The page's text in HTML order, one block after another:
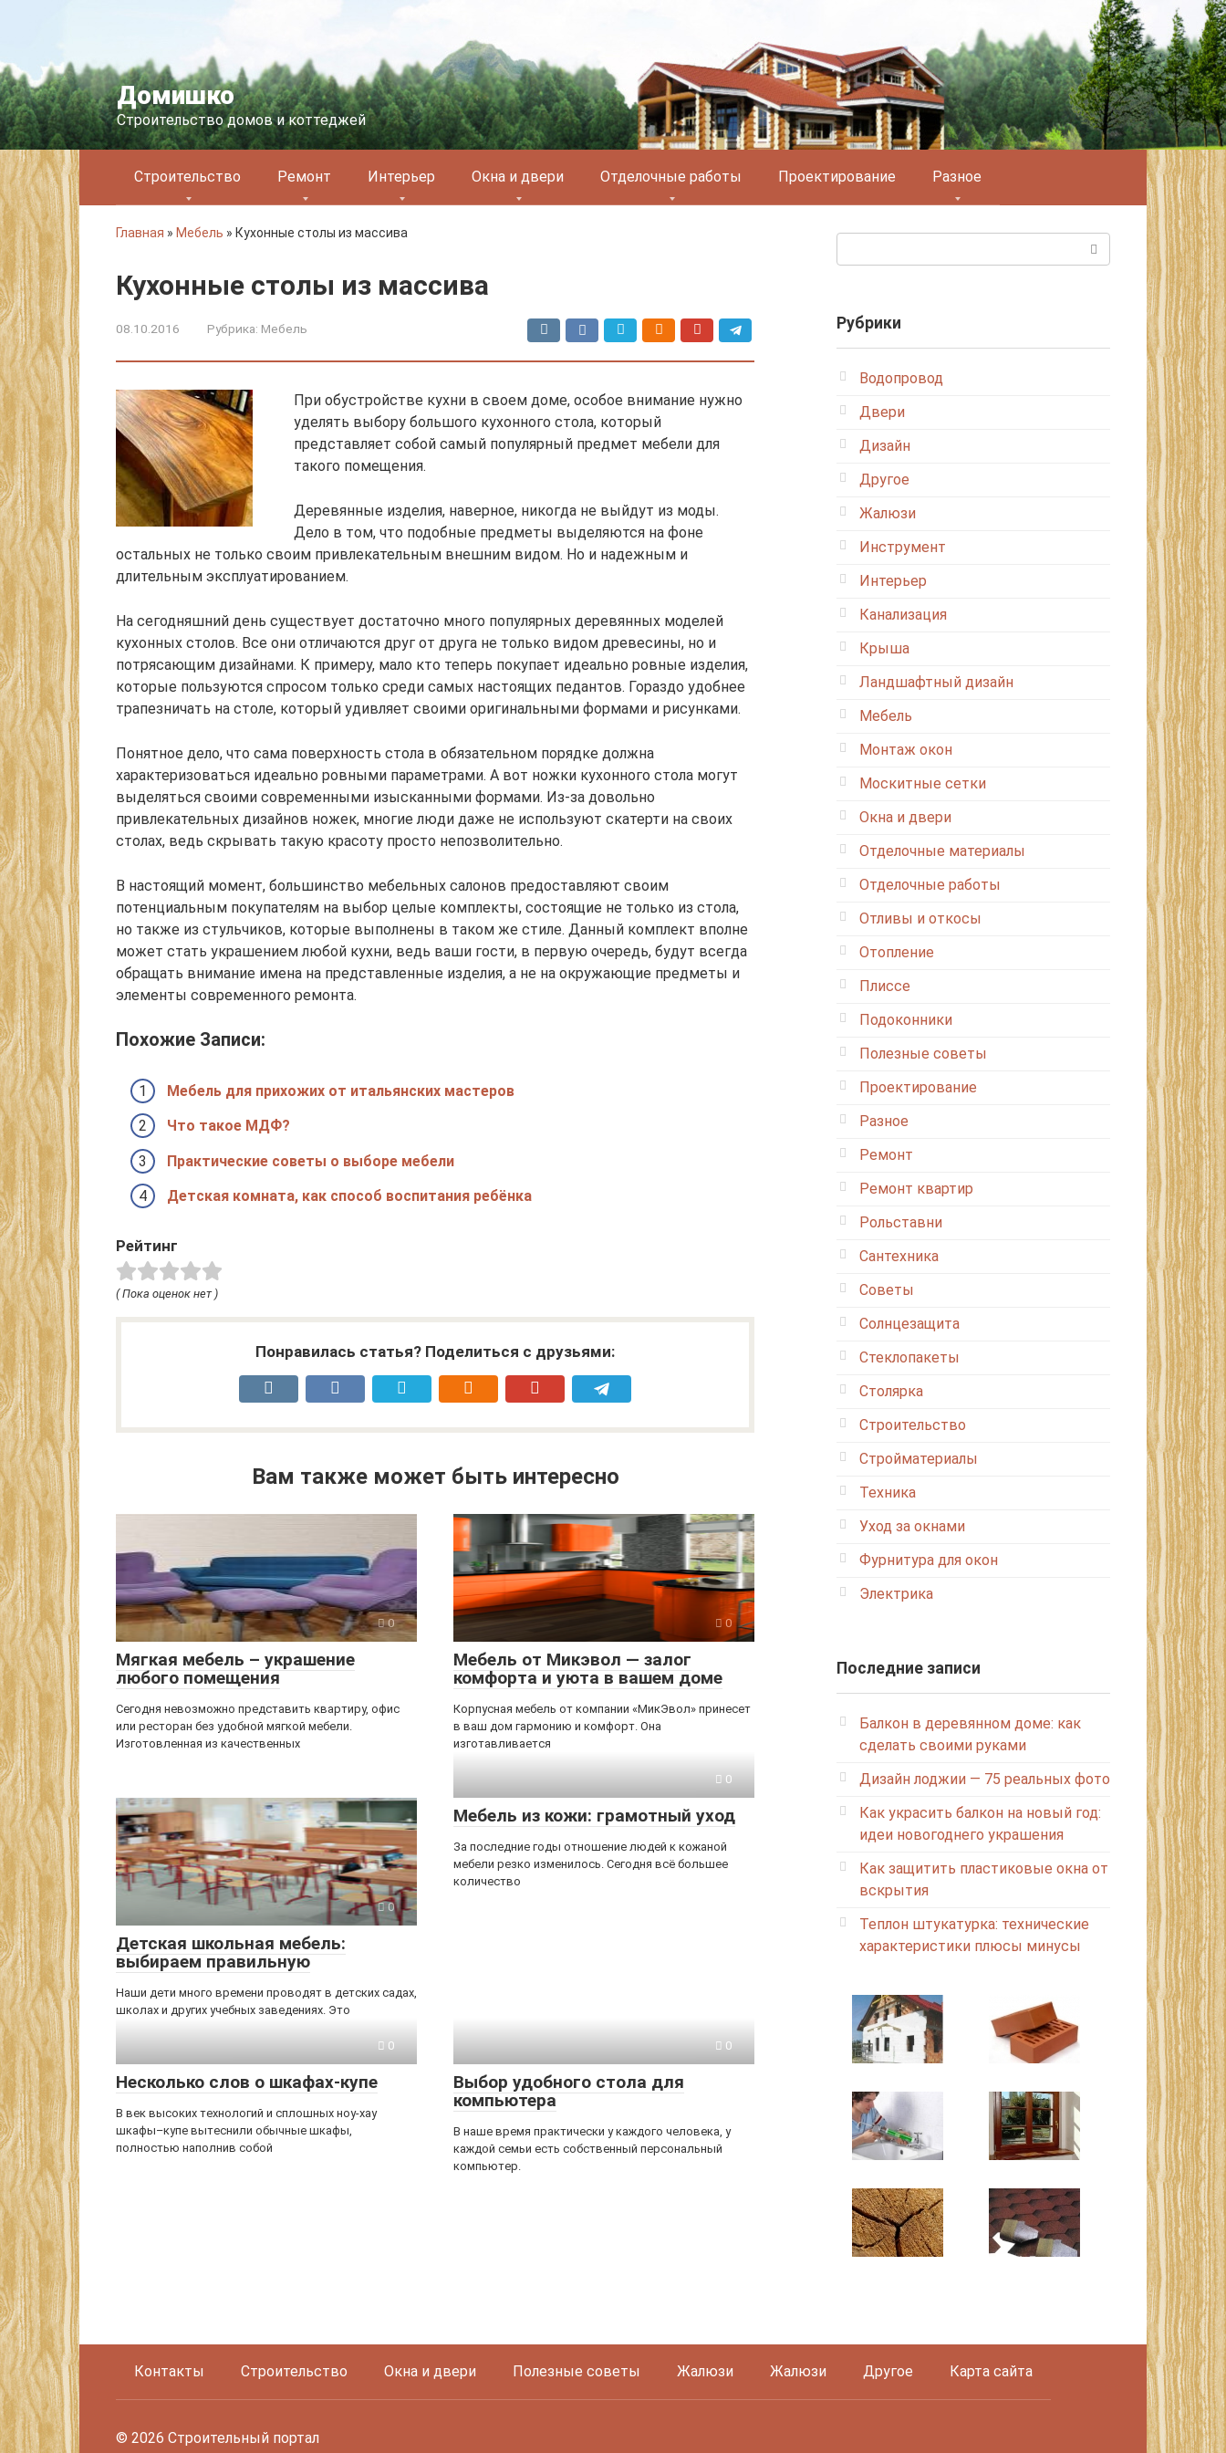
Домишко
Строительство домов и коттеджей
Строительство Ремонт Интерьер Окна и двери Отделочные работы Проектирование Разное
Главная » Мебель » Кухонные столы из массива
Кухонные столы из массива
08.10.2016 Рубрика: Мебель
При обустройстве кухни в своем доме, особое внимание нужно
уделять выбору большого кухонного стола, который
представляет собой самый популярный предмет мебели для
такого помещения.
Деревянные изделия, наверное, никогда не выйдут из моды.
Дело в том, что подобные предметы выделяются на фоне
остальных не только своим привлекательным внешним видом. Но и надежным и
длительным эксплуатированием.
На сегодняшний день существует достаточно много популярных деревянных моделей
кухонных столов. Все они отличаются друг от друга не только видом древесины, но и
потрясающим дизайнами. К примеру, мало кто теперь покупает идеально ровные изделия,
которые пользуются спросом только среди самых настоящих педантов. Гораздо удобнее
трапезничать на столе, который удивляет своими оригинальными формами и рисунками.
Понятное дело, что сама поверхность стола в обязательном порядке должна
характеризоваться идеально ровными параметрами. А вот ножки кухонного стола могут
выделяться своими современными изысканными формами. Из-за довольно
привлекательных дизайнов ножек, многие люди даже не используют скатерти на своих
столах, ведь скрывать такую красоту просто непозволительно.
В настоящий момент, большинство мебельных салонов предоставляют своим
потенциальным покупателям на выбор целые комплекты, состоящие не только из стола,
но также из стульчиков, которые выполнены в таком же стиле. Данный комплект вполне
может стать украшением любой кухни, ведь ваши гости, в первую очередь, будут всегда
обращать внимание имена на представленные изделия, а не на окружающие предметы и
элементы современного ремонта.
Похожие Записи:
Мебель для прихожих от итальянских мастеров
Что такое МДФ?
Практические советы о выборе мебели
Детская комната, как способ воспитания ребёнка
Рейтинг
( Пока оценок нет )
Понравилась статья? Поделиться с друзьями:
Вам также может быть интересно
0
Мягкая мебель – украшение
любого помещения
Сегодня невозможно представить квартиру, офис
или ресторан без удобной мягкой мебели.
Изготовленная из качественных
0
Мебель от Микэвол — залог
комфорта и уюта в вашем доме
Корпусная мебель от компании «МикЭвол» принесет
в ваш дом гармонию и комфорт. Она
изготавливается
0
Детская школьная мебель:
выбираем правильную
Наши дети много времени проводят в детских садах,
школах и других учебных заведениях. Это
0
Мебель из кожи: грамотный уход
За последние годы отношение людей к кожаной
мебели резко изменилось. Сегодня всё большее
количество
0
Несколько слов о шкафах-купе
В век высоких технологий и сплошных ноу-хау
шкафы–купе вытеснили обычные шкафы,
полностью наполнив собой
0
Выбор удобного стола для
компьютера
В наше время практически у каждого человека, у
каждой семьи есть собственный персональный
компьютер.
Рубрики
Водопровод
Двери
Дизайн
Другое
Жалюзи
Инструмент
Интерьер
Канализация
Крыша
Ландшафтный дизайн
Мебель
Монтаж окон
Москитные сетки
Окна и двери
Отделочные материалы
Отделочные работы
Отливы и откосы
Отопление
Плиссе
Подоконники
Полезные советы
Проектирование
Разное
Ремонт
Ремонт квартир
Рольставни
Сантехника
Советы
Солнцезащита
Стеклопакеты
Столярка
Строительство
Стройматериалы
Техника
Уход за окнами
Фурнитура для окон
Электрика
Последние записи
Балкон в деревянном доме: как
сделать своими руками
Дизайн лоджии — 75 реальных фото
Как украсить балкон на новый год:
идеи новогоднего украшения
Как защитить пластиковые окна от
вскрытия
Теплон штукатурка: технические
характеристики плюсы минусы
Контакты Строительство Окна и двери Полезные советы Жалюзи Жалюзи Другое Карта сайта
© 2026 Строительный портал